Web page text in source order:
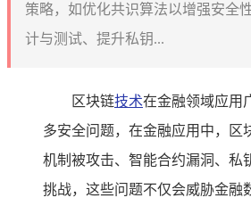
策略，如优化共识算法以增强安全
计与测试、提升私钥...
区块链技术在金融领域应用
多安全问题，在金融应用中，区
机制被攻击、智能合约漏洞、私
挑战，这些问题不仅会威胁金融